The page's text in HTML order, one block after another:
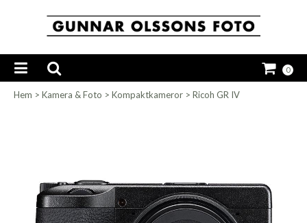
0
Hem > Kamera & Foto > Kompaktkameror > Ricoh GR IV